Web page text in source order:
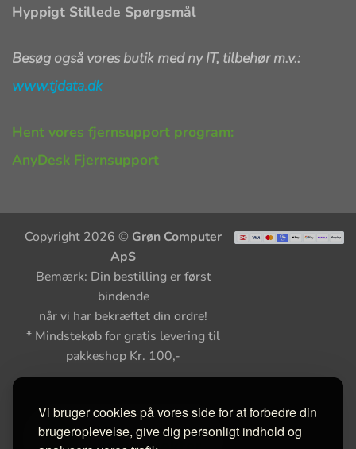
Vi bruger cookies på vores side for at forbedre din
brugeroplevelse, give dig personligt indhold og
Hyppigt Stillede Spørgsmål
Besøg også vores butik med ny IT, tilbehør m.v.:
www.tjdata.dk
Hent vores fjernsupport program:
AnyDesk Fjernsupport
Copyright 2026 © Grøn Computer
ApS
Bemærk: Din bestilling er først
bindende
når vi har bekræftet din ordre!
* Mindstekøb for gratis levering til
pakkeshop Kr. 100,-